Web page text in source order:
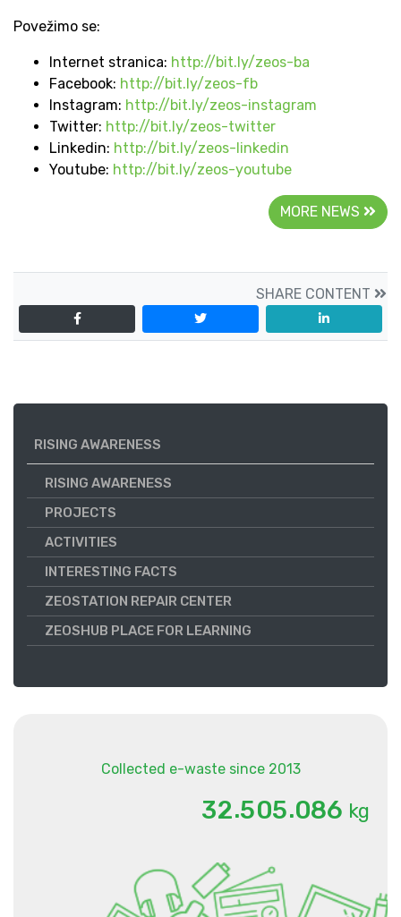
Povežimo se:
Internet stranica: http://bit.ly/zeos-ba
Facebook: http://bit.ly/zeos-fb
Instagram: http://bit.ly/zeos-instagram
Twitter: http://bit.ly/zeos-twitter
Linkedin: http://bit.ly/zeos-linkedin
Youtube: http://bit.ly/zeos-youtube
MORE NEWS
SHARE CONTENT
RISING AWARENESS
RISING AWARENESS
PROJECTS
ACTIVITIES
INTERESTING FACTS
ZEOSTATION REPAIR CENTER
ZEOSHUB PLACE FOR LEARNING
Collected e-waste since 2013
32.505.086 kg